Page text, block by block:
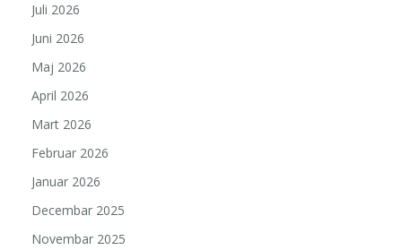
Juli 2026
Juni 2026
Maj 2026
April 2026
Mart 2026
Februar 2026
Januar 2026
Decembar 2025
Novembar 2025